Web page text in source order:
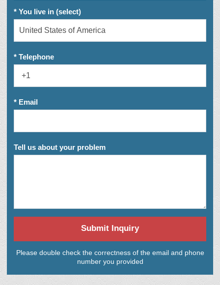
* You live in (select)
* Telephone
* Email
Tell us about your problem
Submit Inquiry
Please double check the correctness of the email and phone
number you provided